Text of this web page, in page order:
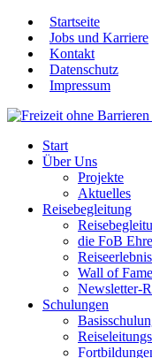
Startseite
Jobs und Karriere
Kontakt
Datenschutz
Impressum
Start
Über Uns
Projekte
Aktuelles
Reisebegleitung
die FoB
Wall of Fame
Newsletter-
Schulungen